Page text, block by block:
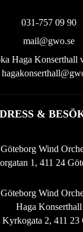
031-757 09 90
mail@gwo.se
Haga Konserthall
&
Göteborg Wind
1, 411 24
Göteborg Wind
Haga Konserthall
Kyrkogata 2, 411 23